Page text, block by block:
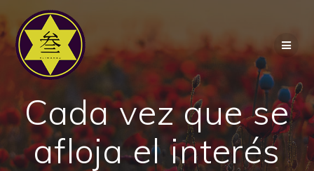
Cada vez que se
afloja el interés